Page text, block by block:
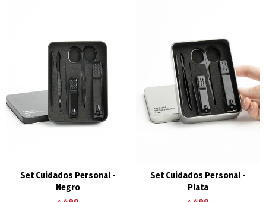
Set Cuidados Personal -
Negro
Set Cuidados Personal -
Plata